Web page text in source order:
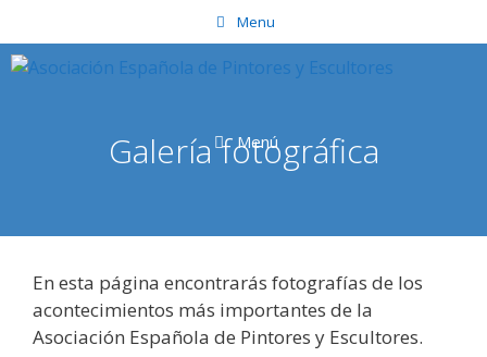
al
contenido
Menu
Menú
Galería fotográfica
En esta página encontrarás fotografías de los
acontecimientos más importantes de la
Asociación Española de Pintores y Escultores.